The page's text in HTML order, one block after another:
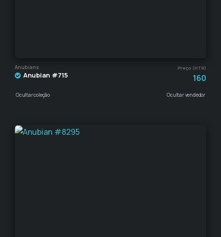
Anubians Preço (HTR)
Anubian #715 160
Ocultar coleção Ocultar vendedor